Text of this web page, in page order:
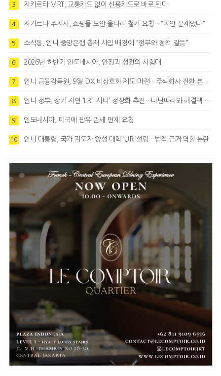
3 자카르타 MRT, 교통카드 없이 신용카드로 바로 탄다
4 자카르타 주지사, 쇼핑몰 보안 울타리 철거 요청…"치안 문제없다"
5 소식통, 인니 중앙은행 총재 사임 배경에 “정부와 정책 갈등"
6 2026년 하반기 인도네시아, 안정과 성장의 시험대
7 인니 금융감독원, 9월 IDX 비상호화 제도 마련…주식회사 전환 본격화
8 인니 정부, 장기 지연 'LRT 시티' 정상화 추진…다난따라와 해결책 모색
9 인도네시아, 미국에 팜유 관세 면제 요청
10 인니 대통령, 국가 지도자 양성 대학 ‘URI’설립…법적 근거·역할 논란